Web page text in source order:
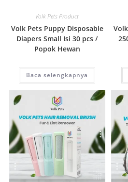
Volk Pets Product
Volk Pets Puppy Disposable
Diapers Small Isi 30 pcs /
Popok Hewan
Baca selengkapnya